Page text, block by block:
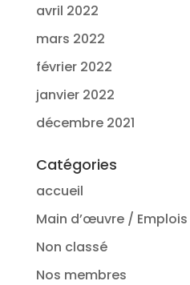
avril 2022
mars 2022
février 2022
janvier 2022
décembre 2021
Catégories
accueil
Main d’œuvre / Emplois
Non classé
Nos membres